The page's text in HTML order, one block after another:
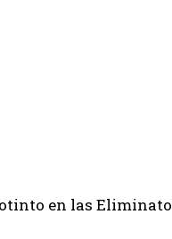
en las